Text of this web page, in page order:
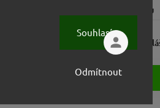
Odmítnout
Souhlasím
HODNOCENÍ OBCHODU